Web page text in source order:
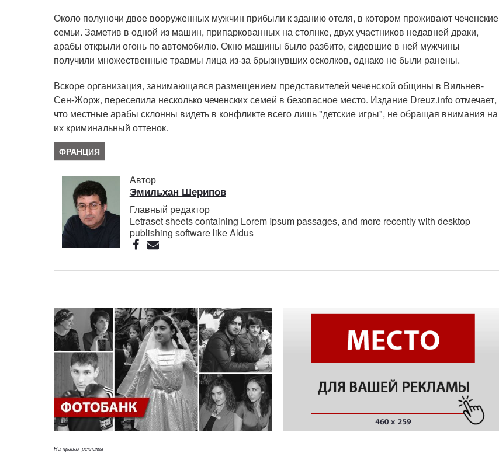
Около полуночи двое вооруженных мужчин прибыли к зданию отеля, в котором проживают чеченские
семьи. Заметив в одной из машин, припаркованных на стоянке, двух участников недавней драки,
арабы открыли огонь по автомобилю. Окно машины было разбито, сидевшие в ней мужчины
получили множественные травмы лица из-за брызнувших осколков, однако не были ранены.
Вскоре организация, занимающаяся размещением представителей чеченской общины в Вильнев-
Сен-Жорж, переселила несколько чеченских семей в безопасное место. Издание Dreuz.info отмечает,
что местные арабы склонны видеть в конфликте всего лишь "детские игры", не обращая внимания на
их криминальный оттенок.
ФРАНЦИЯ
Автор
Эмильхан Шерипов
Главный редактор
Letraset sheets containing Lorem Ipsum passages, and more recently with desktop
publishing software like Aldus
На правах рекламы